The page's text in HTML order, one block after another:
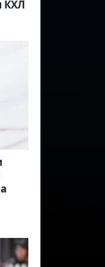
КХЛ